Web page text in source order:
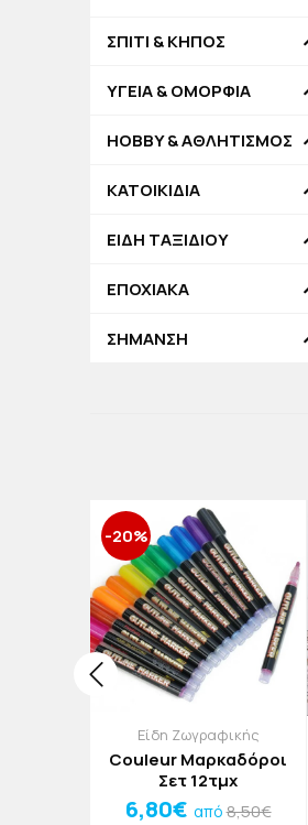
ΣΠΙΤΙ & ΚΗΠΟΣ
ΥΓΕΙΑ & ΟΜΟΡΦΙΑ
HOBBY & ΑΘΛΗΤΙΣΜΟΣ
ΚΑΤΟΙΚΙΔΙΑ
ΕΙΔΗ ΤΑΞΙΔΙΟΥ
ΕΠΟΧΙΑΚΑ
ΣΗΜΑΝΣΗ
-20%
Είδη Ζωγραφικής
Couleur Μαρκαδόροι
Σετ 12τμχ
6,80€ από8,50€